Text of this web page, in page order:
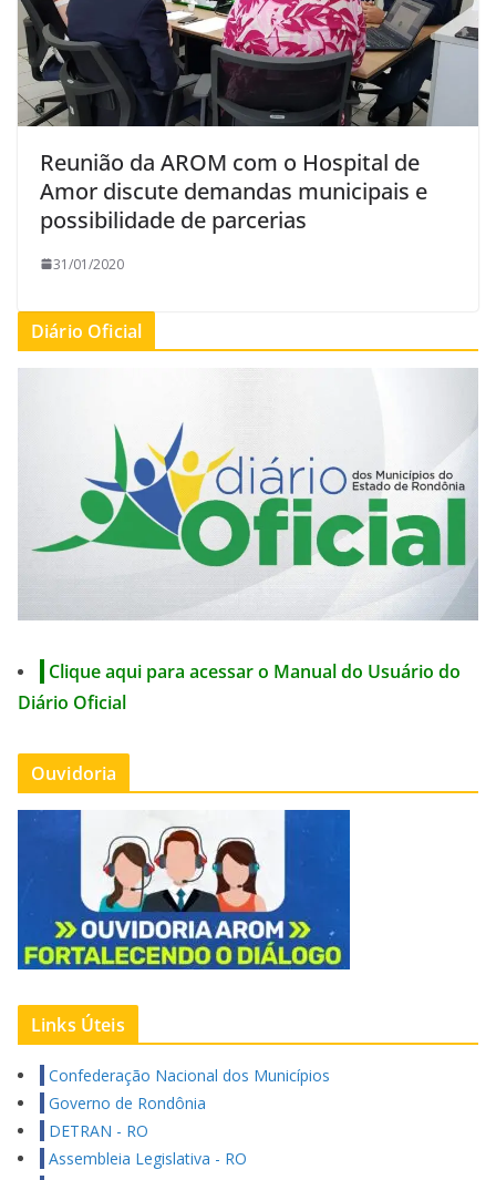
Reunião da AROM com o Hospital de
Amor discute demandas municipais e
possibilidade de parcerias
31/01/2020
Diário Oficial
Clique aqui para acessar o Manual do Usuário do
Diário Oficial
Ouvidoria
Links Úteis
Confederação Nacional dos Municípios
Governo de Rondônia
DETRAN - RO
Assembleia Legislativa - RO